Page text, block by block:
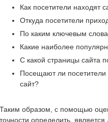
Как посетители находят
Откуда посетители
По каким ключевым
Какие наиболее
С какой страницы сайта
Посещают ли посетители
сайт?
Таким образом, с помощью
точности определить,